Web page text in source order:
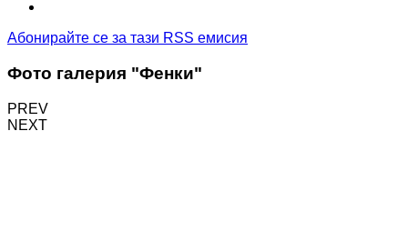
Абонирайте се за тази RSS емисия
Фото галерия "Фенки"
PREV
NEXT